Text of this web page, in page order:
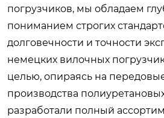
погрузчиков, мы обладаем
пониманием строгих
долговечности и точности
немецких вилочных
целью, опираясь на
производства
разработали полный